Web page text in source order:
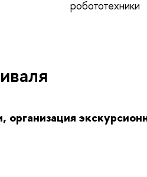
робототехники